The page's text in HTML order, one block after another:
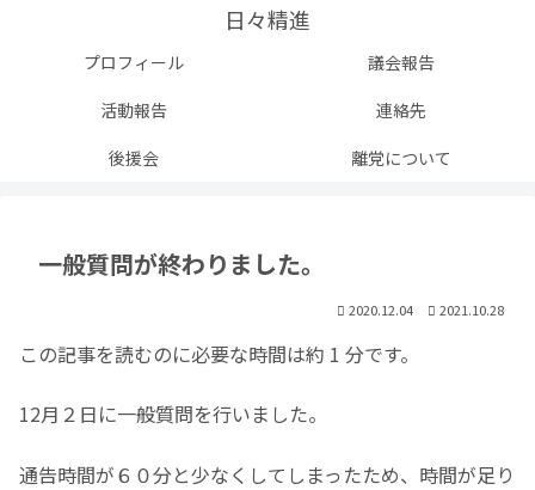
日々精進
プロフィール
議会報告
活動報告
連絡先
後援会
離党について
一般質問が終わりました。
2020.12.04 2021.10.28
この記事を読むのに必要な時間は約 1 分です。
12月２日に一般質問を行いました。
通告時間が６０分と少なくしてしまったため、時間が足り